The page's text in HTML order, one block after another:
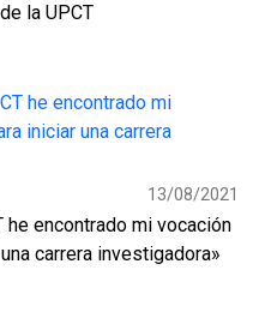
la UPCT
13/08/2021
he encontrado mi vocación
carrera investigadora»